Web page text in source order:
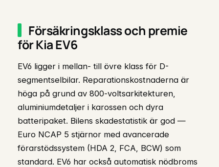
Försäkringsklass och premie
för Kia EV6
EV6 ligger i mellan- till övre klass för D-
segmentselbilar. Reparationskostnaderna är
höga på grund av 800-voltsarkitekturen,
aluminiumdetaljer i karossen och dyra
batteripaket. Bilens skadestatistik är god —
Euro NCAP 5 stjärnor med avancerade
förarstödssystem (HDA 2, FCA, BCW) som
standard. EV6 har också automatisk nödbroms